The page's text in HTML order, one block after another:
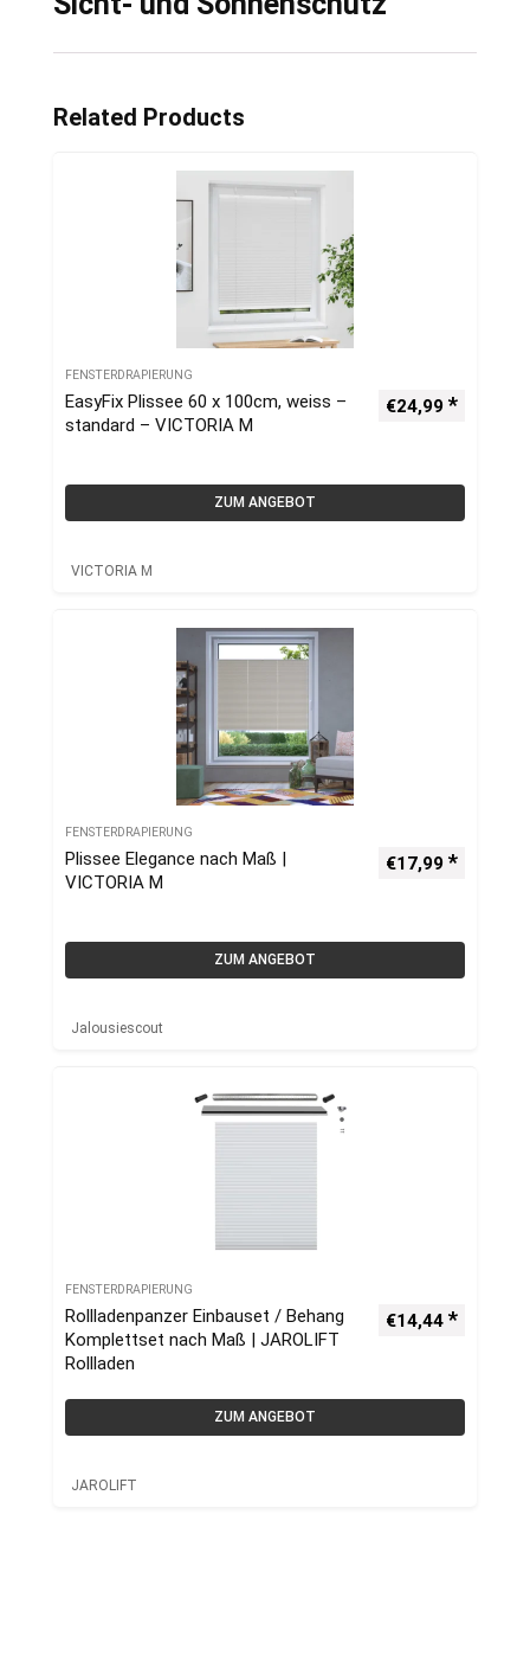
Related Products
FENSTERDRAPIERUNG
EasyFix Plissee 60 x 100cm, weiss –
standard – VICTORIA M
€24,99
ZUM ANGEBOT
VICTORIA M
FENSTERDRAPIERUNG
Plissee Elegance nach Maß |
VICTORIA M
€17,99
ZUM ANGEBOT
Jalousiescout
FENSTERDRAPIERUNG
Rollladenpanzer Einbauset / Behang
Komplettset nach Maß | JAROLIFT
Rollladen
€14,44
ZUM ANGEBOT
JAROLIFT